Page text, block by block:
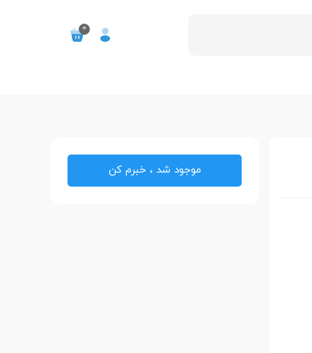
0
موجود شد ، خبرم کن